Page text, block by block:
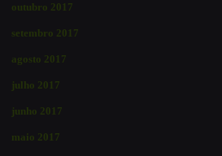
outubro 2017
setembro 2017
agosto 2017
julho 2017
junho 2017
maio 2017